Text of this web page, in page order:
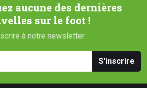
aucune des dernières
sur le foot !
à notre newsletter
S'inscrire